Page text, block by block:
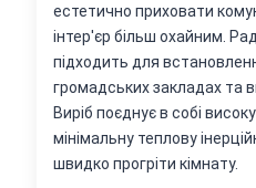
естетично приховати
інтер'єр більш охайним.
підходить для
громадських закладах та
Виріб поєднує в собі
мінімальну теплову
швидко прогріти кімнату.